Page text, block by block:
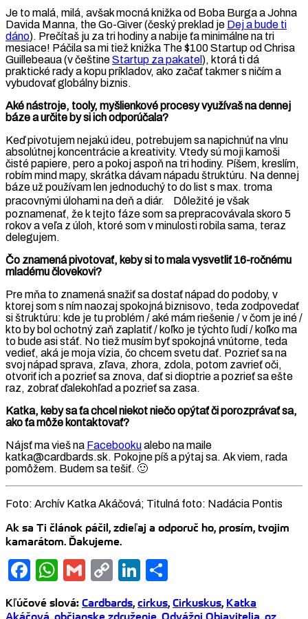
Je to malá, milá, avšak mocná knižka od Boba Burga a Johna
Davida Manna, the Go-Giver (český preklad je Dej a bude ti
dáno). Prečítaš ju za tri hodiny a nabije ťa minimálne na tri
mesiace! Páčila sa mi tiež knižka The $100 Startup od Chrisa
Guillebeaua (v češtineStartup za pakatel), ktorá ti dá
praktické rady a kopu príkladov, ako začať takmer s ničím a
vybudovať globálny biznis.
Aké nástroje, tooly, myšlienkové procesy využívaš na dennej
báze a určite by si ich odporúčala?
Keď pivotujem nejakú ideu, potrebujem sa napichnúť na vlnu
absolútnej koncentrácie a kreativity. Vtedy sú moji kamoši
čisté papiere, pero a pokoj aspoň na tri hodiny. Píšem, kreslím,
robím mind mapy, skrátka dávam nápadu štruktúru. Na dennej
báze už používam len jednoduchý to do list s max. troma
pracovnými úlohami na deň a diár. Dôležité je však
poznamenať, že k tejto fáze som sa prepracovávala skoro 5
rokov a veľa z úloh, ktoré som v minulosti robila sama, teraz
delegujem.
Čo znamená pivotovať, keby si to mala vysvetliť 16-ročnému
mladému človekovi?
Pre mňa to znamená snažiť sa dostať nápad do podoby, v
ktorej som s ním naozaj spokojná biznisovo, teda zodpovedať
si štruktúru: kde je tu problém / aké mám riešenie / v čom je iné /
kto by bol ochotný zaň zaplatiť / koľko je týchto ľudí / koľko ma
to bude asi stáť. No tiež musím byť spokojná vnútorne, teda
vedieť, aká je moja vízia, čo chcem svetu dať. Pozrieť sa na
svoj nápad sprava, zľava, zhora, zdola, potom zavrieť oči,
otvoriť ich a pozrieť sa znova, dať si dioptrie a pozrieť sa ešte
raz, zobrať ďalekohľad a pozrieť sa zasa.
Katka, keby sa ťa chcel niekot niečo opýtať či porozprávať sa,
ako ťa môže kontaktovať?
Nájsť ma vieš na Facebookualebo na maile
katka@cardbards.sk. Pokojne píš a pýtaj sa. Ak viem, rada
pomôžem. Budem sa tešiť. 🙂
Foto: Archív Katka Akáčová; Titulná foto: Nadácia Pontis
Ak sa Ti článok páčil, zdieľaj a odporuč ho, prosím, tvojim
kamarátom. Ďakujeme.
Facebook
WhatsApp
GmailCopyLinkedIn
Kľúčové slová: Cardbards, cirkus, Cirkuskus, Katka
Akáčová, občianske združenie, Odvážni Objavitelia, oz